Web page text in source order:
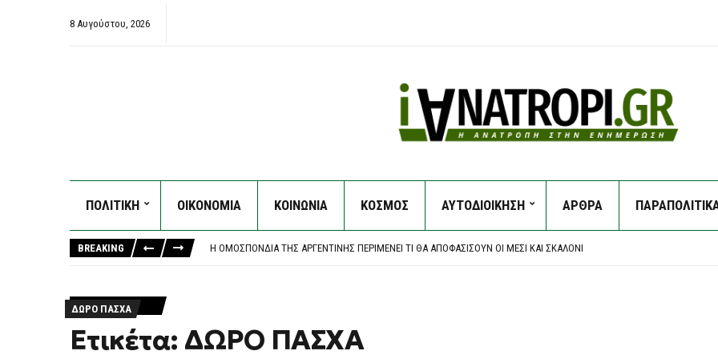
8 Αυγούστου, 2026
ΠΟΛΙΤΙΚΗ ΟΙΚΟΝΟΜΙΑ ΚΟΙΝΩΝΙΑ ΚΟΣΜΟΣ ΑΥΤΟΔΙΟΙΚΗΣΗ ΑΡΘΡΑ
BREAKING
«ΚΑΙΝΟΦΑΝΉΣ ΚΑΙ ΆΚΥΡΗ» Η ΝΈΑ ΑΡΧΕΙΟΘΈΤΗΣΗ ΤΩΝ ΥΠΟΚΛΟΠΏΝ, ΛΈΕΙ Η ΔΙΚΗΓΌΡΟΣ ΤΟΥ ΧΡ. ΣΠΊΡΤΖΗ
Η ΟΜΟΣΠΟΝΔΊΑ ΤΗΣ ΑΡΓΕΝΤΙΝΉΣ ΠΕΡΙΜΈΝΕΙ ΤΙ ΘΑ ΑΠΟΦΑΣΊΣΟΥΝ ΟΙ ΜΈΣΙ ΚΑΙ ΣΚΑΛΌΝΙ
ΔΩΡΟ ΠΑΣΧΑ
Ετικέτα: ΔΩΡΟ ΠΑΣΧΑ